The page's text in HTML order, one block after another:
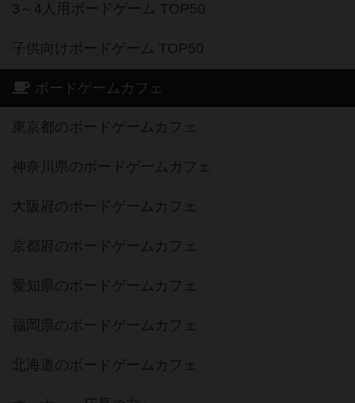
3～4人用ボードゲーム TOP50
子供向けボードゲーム TOP50
ボードゲームカフェ
東京都のボードゲームカフェ
神奈川県のボードゲームカフェ
大阪府のボードゲームカフェ
京都府のボードゲームカフェ
愛知県のボードゲームカフェ
福岡県のボードゲームカフェ
北海道のボードゲームカフェ